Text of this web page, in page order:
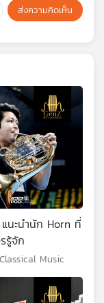
ส่งความคิดเห็น
แนะนำนัก Horn ที่
รู้จัก
Music